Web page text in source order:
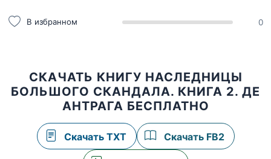
В избранном 0
СКАЧАТЬ КНИГУ НАСЛЕДНИЦЫ
БОЛЬШОГО СКАНДАЛА. КНИГА 2. ДЕ
АНТРАГА БЕСПЛАТНО
Скачать TXT Скачать FB2